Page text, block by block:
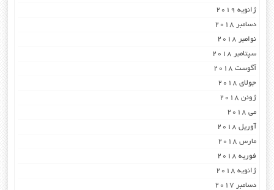
ژانویه 2019
دسامبر 2018
نوامبر 2018
سپتامبر 2018
آگوست 2018
جولای 2018
ژوئن 2018
می 2018
آوریل 2018
مارس 2018
فوریه 2018
ژانویه 2018
دسامبر 2017